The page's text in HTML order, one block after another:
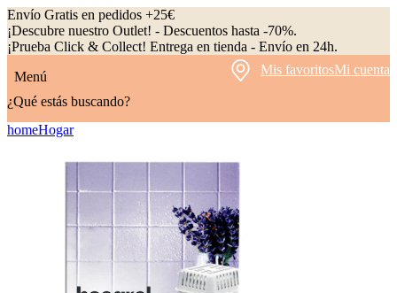
Envío Gratis en pedidos +25€
¡Descubre nuestro Outlet! - Descuentos hasta -70%.
¡Prueba Click & Collect! Entrega en tienda - Envío en 24h.
Menú
Mis favoritosMi cuenta
¿Qué estás buscando?
homeHogar